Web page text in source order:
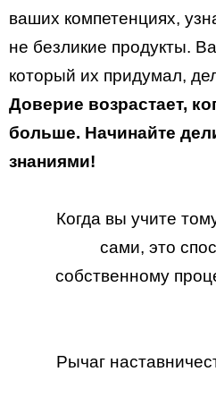
ваших компетенциях,
не безликие продукты.
который их придумал,
Доверие возрастает,
больше. Начинайте
знаниями!
Когда вы учите
сами, это
собственному
Рычаг